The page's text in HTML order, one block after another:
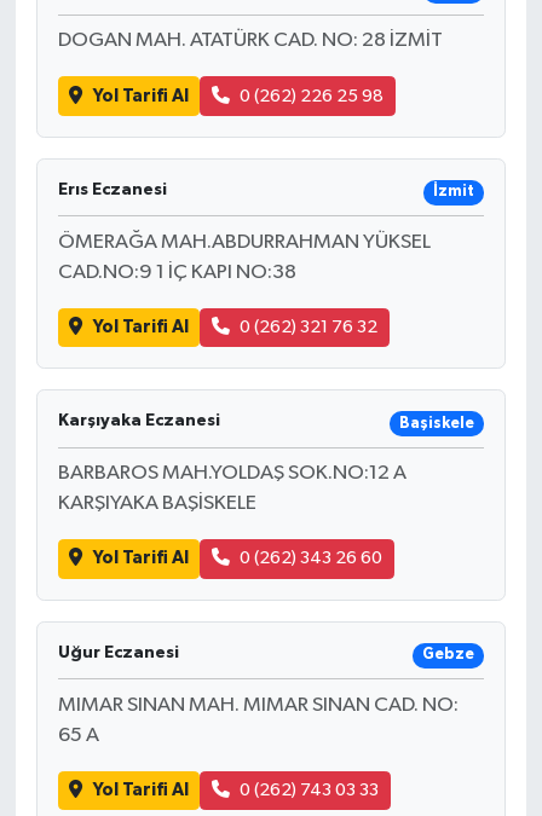
DOGAN MAH. ATATÜRK CAD. NO: 28 İZMİT
Yol Tarifi Al 0 (262) 226 25 98
Erıs Eczanesi İzmit
ÖMERAĞA MAH.ABDURRAHMAN YÜKSEL
CAD.NO:9 1 İÇ KAPI NO:38
Yol Tarifi Al 0 (262) 321 76 32
Karşıyaka Eczanesi Başiskele
BARBAROS MAH.YOLDAŞ SOK.NO:12 A
KARŞIYAKA BAŞİSKELE
Yol Tarifi Al 0 (262) 343 26 60
Uğur Eczanesi Gebze
MIMAR SINAN MAH. MIMAR SINAN CAD. NO:
65 A
Yol Tarifi Al 0 (262) 743 03 33